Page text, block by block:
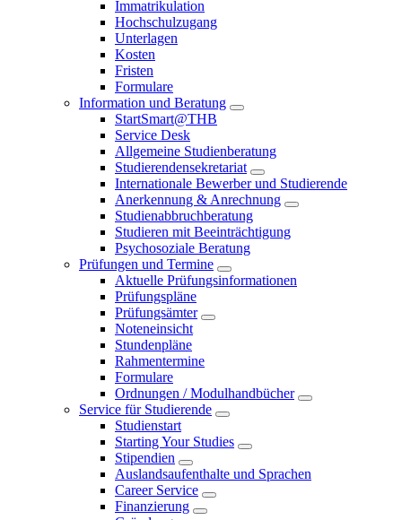
Immatrikulation
Hochschulzugang
Unterlagen
Kosten
Fristen
Formulare
Information und Beratung
StartSmart@THB
Service Desk
Allgemeine Studienberatung
Studierendensekretariat
Internationale Bewerber und Studierende
Anerkennung & Anrechnung
Studienabbruchberatung
Studieren mit Beeinträchtigung
Psychosoziale Beratung
Prüfungen und Termine
Aktuelle Prüfungsinformationen
Prüfungspläne
Prüfungsämter
Noteneinsicht
Stundenpläne
Rahmentermine
Formulare
Ordnungen / Modulhandbücher
Service für Studierende
Studienstart
Starting Your Studies
Stipendien
Auslandsaufenthalte und Sprachen
Career Service
Finanzierung